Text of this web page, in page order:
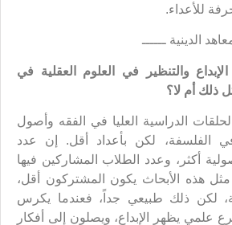
للأعداء.
الدينية ــــــ
والتنظير في العلوم العقلية في
ذلك أم لا؟
الدراسية العليا في الفقه وأصول
الفلسفة، لكن بأعداد أقل. إن عدد
أكثر، وعدد الطلاب المشاركين فيها
هذه الأبحاث يكون المشتركون أقل،
لكن ذلك طبيعي جداً، فعندما يكرس
يظهر الإبداع، ويصلون إلى أفكار